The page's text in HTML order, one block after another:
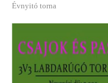
Évnyitó torna